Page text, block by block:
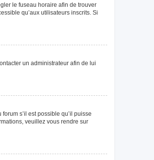
le fuseau horaire afin de trouver
qu’aux utilisateurs inscrits. Si
un administrateur afin de lui
s’il est possible qu’il puisse
veuillez vous rendre sur